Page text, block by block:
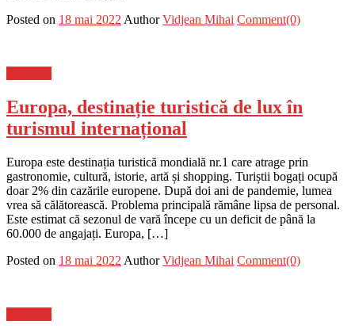
Posted on 18 mai 2022 Author Vidjean Mihai Comment(0)
Europa, destinație turistică de lux în
turismul internațional
Europa este destinația turistică mondială nr.1 care atrage prin
gastronomie, cultură, istorie, artă și shopping. Turiștii bogați ocupă
doar 2% din cazările europene. După doi ani de pandemie, lumea
vrea să călătorească. Problema principală rămâne lipsa de personal.
Este estimat că sezonul de vară începe cu un deficit de până la
60.000 de angajați. Europa, […]
Posted on 18 mai 2022 Author Vidjean Mihai Comment(0)